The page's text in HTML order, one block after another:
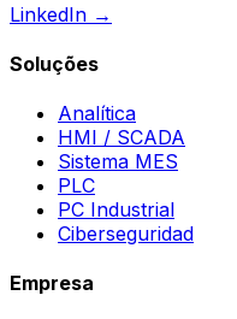
LinkedIn →
Soluções
Analítica
HMI / SCADA
Sistema MES
PLC
PC Industrial
Ciberseguridad
Empresa